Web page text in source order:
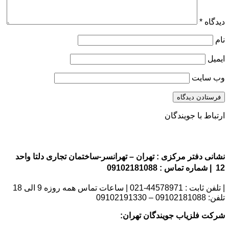
دیدگاه *
نام
ایمیل
وب‌ سایت
ارتباط با جویندگان
نشانی دفتر مرکزی : تهران – تهرانسر-ساختمان تجاری دلتا واحد
12 | شماره تماس : 09102181088
| تلفن ثابت : 44578971-021 | ساعات تماس همه روزه 9 الی 18
تلفن: 09102181088 – 09102191330
شرکت فلزیاب جویندگان تهران: